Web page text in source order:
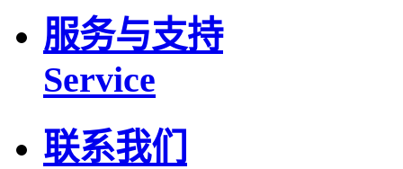
服务与支持
Service
联系我们